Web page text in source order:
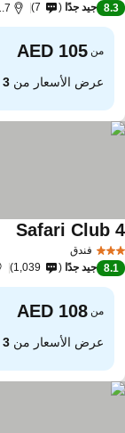
8.3 جيد جدًا 7 1.7 كم إلى وسط المدينة
من
عرض الأسعار من3 مواقع
فندق
Safari Club
8.1 جيد جدًا 1,039
من
عرض الأسعار من3 مواقع